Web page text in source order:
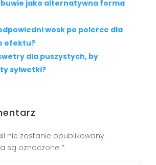
jako alternatywna forma
wosk po polerce dla
efektu?
dla puszystych, by
sylwetki?
nie zostanie opublikowany.
są oznaczone *